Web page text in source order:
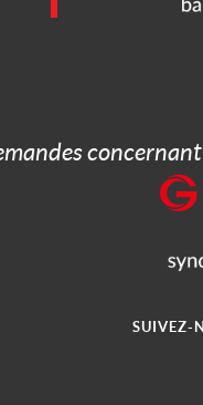
SUIVEZ-